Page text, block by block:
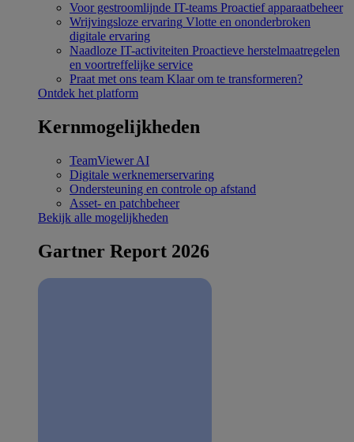
Voor gestroomlijnde IT-teams Proactief apparaatbeheer
Wrijvingsloze ervaring Vlotte en ononderbroken
digitale ervaring
Naadloze IT-activiteiten Proactieve herstelmaatregelen
en voortreffelijke service
Praat met ons team Klaar om te transformeren?
Ontdek het platform
Kernmogelijkheden
TeamViewer AI
Digitale werknemerservaring
Ondersteuning en controle op afstand
Asset- en patchbeheer
Bekijk alle mogelijkheden
Gartner Report 2026